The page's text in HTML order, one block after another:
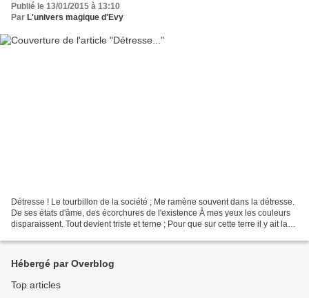
Publié le 13/01/2015 à 13:10
Par L'univers magique d'Evy
Détresse ! Le tourbillon de la société ; Me ramène souvent dans la détresse.
De ses états d'âme, des écorchures de l'existence À mes yeux les couleurs
disparaissent. Tout devient triste et terne ; Pour que sur cette terre il y ait la
Hébergé par Overblog
Top articles